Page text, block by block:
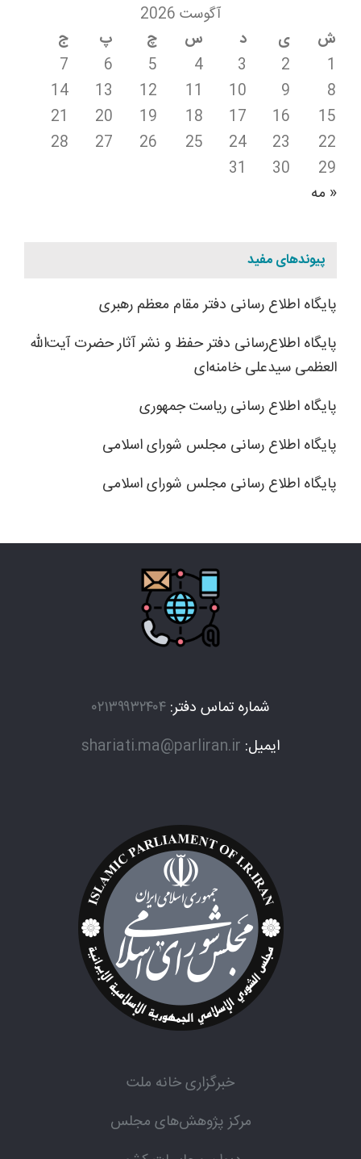
آگوست 2026
ش
ی د س چ پ
ج
1
2
3
4
5
6
7
8
9
10
11
12
13
14
15
16
17
18
19
20
21
22
23
24
25
26
27
28
29
30
31
« مه
پیوندهای مفید
پایگاه اطلاع رسانی دفتر مقام معظم رهبری
پایگاه اطلاع‌رسانی دفتر حفظ و نشر آثار حضرت آیت‌الله
العظمی سیدعلی خامنه‌ای
پایگاه اطلاع رسانی ریاست جمهوری
پایگاه اطلاع رسانی مجلس شورای اسلامی
پایگاه اطلاع رسانی مجلس شورای اسلامی
شماره تماس دفتر: ۰۲۱۳۹۹۳۲۴۰۴
ایمیل: shariati.ma@parliran.ir
خبرگزاری خانه ملت
مرکز پژوهش‌های مجلس